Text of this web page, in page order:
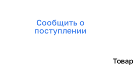
Сообщить о
поступлении
Товар